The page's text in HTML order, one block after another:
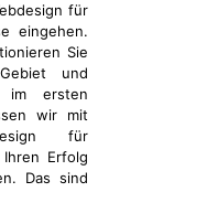
für
eingehen.
Sie
und
im ersten
wir mit
für
Erfolg
Das sind